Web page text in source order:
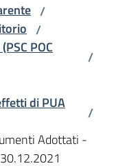
/
/
POC
/
di PUA
/
Adottati -